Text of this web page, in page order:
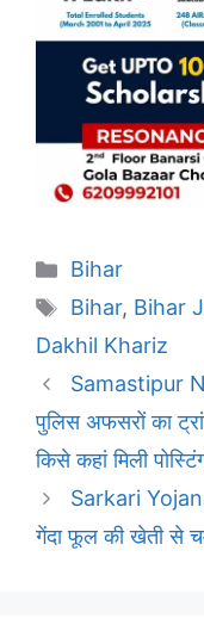
Categories
Bihar
Tags
Bihar, Bihar
Dakhil Khariz
Samastipur
पुलिस अफसरों का
किसे कहां मिली
Sarkari
गेंदा फूल की खेती से